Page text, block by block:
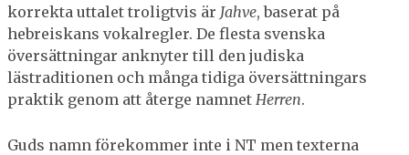
korrekta uttalet troligtvis är Jahve, baserat på
hebreiskans vokalregler. De flesta svenska
översättningar anknyter till den judiska
lästraditionen och många tidiga översättningars
praktik genom att återge namnet Herren.
Guds namn förekommer inte i NT men texterna